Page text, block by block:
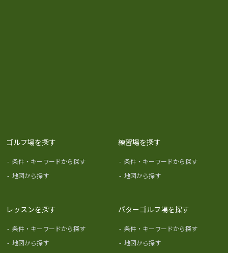
ゴルフ場を探す
- 条件・キーワードから探す
- 地図から探す
練習場を探す
- 条件・キーワードから探す
- 地図から探す
レッスンを探す
- 条件・キーワードから探す
- 地図から探す
パターゴルフ場を探す
- 条件・キーワードから探す
- 地図から探す